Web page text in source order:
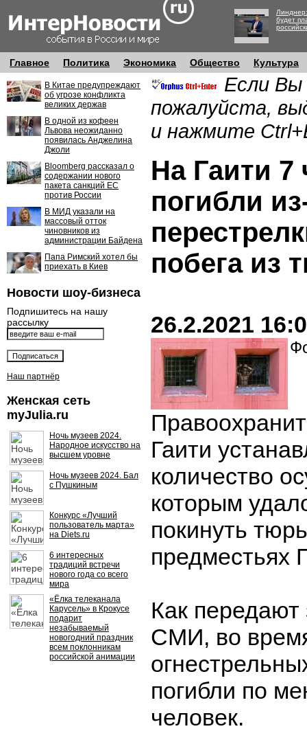
будет
Главное Политика Экономика Общество Культура
В Китае предупреждают
об угрозе конфликта
великих держав
В одной из кофеен
Львова неожиданно
появилась Анджелина
Джоли
Bloomberg рассказал о
содержании нового
пакета санкций ЕС
против России
В МИД указали на
массовый отток
чиновников из
администрации Байдена
Папа Римский хотел бы
приехать в Киев
Новости шоу-бизнеса
Подпишитесь на нашу
рассылку
Наш партнёр
Женская сеть
myJulia.ru
Ночь музеев 2024.
Народное искусство на
высшем уровне
Ночь музеев 2024. Бал
с Пушкиным
Конкурс «Лучший
пользователь марта»
на Diets.ru
6 интересных
традиций встречи
нового года со всего
мира
«Ёлка телеканала
Карусель» в Крокусе
подарит
незабываемый
новогодний праздник
всем поклонникам
российской анимации
Если Вы
пожалуйста,
и нажмите
На Гаити 7
погибли
побега из
26.2.2021
Гаити
количество
которым
покинуть
предместьях
Как
СМИ, во
погибли по
человек.